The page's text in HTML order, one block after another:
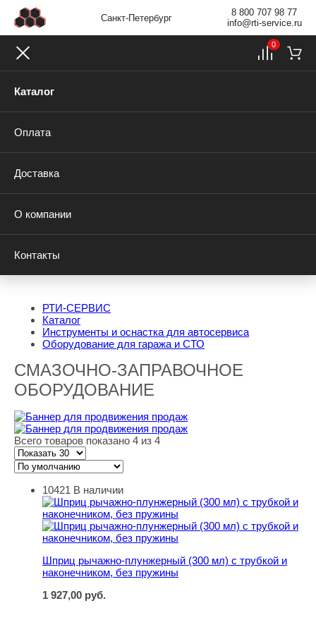
Санкт-Петербург
8 800 707 98 77
info@rti-service.ru
Каталог
Оплата
Доставка
О компании
Контакты
0
РТИ-СЕРВИС
Каталог
Инструменты и оснастка для автосервиса
Оборудование для гаража и СТО
СМАЗОЧНО-ЗАПРАВОЧНОЕ
ОБОРУДОВАНИЕ
Всего товаров показано 4 из 4
Шприц рычажно-плунжерный (300 мл) с трубкой и
10421 В наличии
Шприц рычажно-плунжерный (300 мл) с трубкой и
наконечником, без пружины
1 927,00 руб.